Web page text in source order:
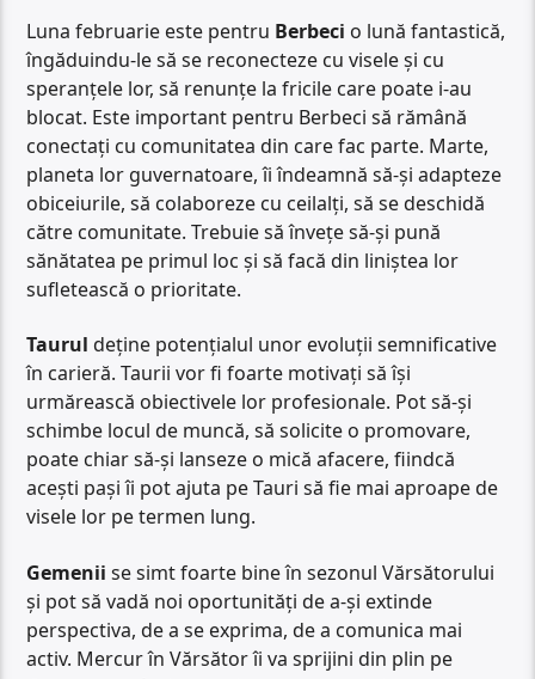
Luna februarie este pentru Berbeci o lună fantastică,
îngăduindu-le să se reconecteze cu visele și cu
speranțele lor, să renunțe la fricile care poate i-au
blocat. Este important pentru Berbeci să rămână
conectați cu comunitatea din care fac parte. Marte,
planeta lor guvernatoare, îi îndeamnă să-și adapteze
obiceiurile, să colaboreze cu ceilalți, să se deschidă
către comunitate. Trebuie să învețe să-și pună
sănătatea pe primul loc și să facă din liniștea lor
sufletească o prioritate.
Taurul deține potențialul unor evoluții semnificative
în carieră. Taurii vor fi foarte motivați să își
urmărească obiectivele lor profesionale. Pot să-și
schimbe locul de muncă, să solicite o promovare,
poate chiar să-și lanseze o mică afacere, fiindcă
acești pași îi pot ajuta pe Tauri să fie mai aproape de
visele lor pe termen lung.
Gemenii se simt foarte bine în sezonul Vărsătorului
și pot să vadă noi oportunități de a-și extinde
perspectiva, de a se exprima, de a comunica mai
activ. Mercur în Vărsător îi va sprijini din plin pe